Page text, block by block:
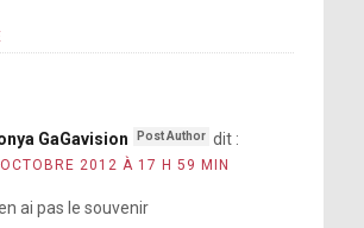
GaGavision dit :
2012 À 17 H 59 MIN
ai pas le souvenir